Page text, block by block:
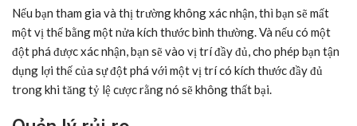
Nếu bạn tham gia và thị trường không xác nhận, thì bạn sẽ mất
một vị thế bằng một nửa kích thước bình thường. Và nếu có một
đột phá được xác nhận, bạn sẽ vào vị trí đầy đủ, cho phép bạn tận
dụng lợi thế của sự đột phá với một vị trí có kích thước đầy đủ
trong khi tăng tỷ lệ cược rằng nó sẽ không thất bại.